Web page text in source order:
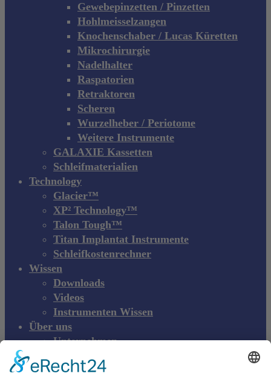
Gewebepinzetten / Pinzetten
Hohlmeisselzangen
Knochenschaber / Lucas Küretten
Mikrochirurgie
Nadelhalter
Raspatorien
Retraktoren
Scheren
Wurzelheber / Periotome
Weitere Instrumente
GALAXIE Kassetten
Schleifmaterialien
Technology
Glacier™
XP² Technology™
Talon Tough™
Titan Implantat Instrumente
Schleifkostenrechner
Wissen
Downloads
Videos
Instrumenten Wissen
Über uns
Unternehmen
Kontakt